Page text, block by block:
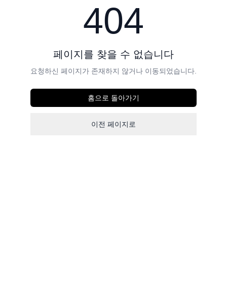
404
페이지를 찾을 수 없습니다
요청하신 페이지가 존재하지 않거나 이동되었습니다.
홈으로 돌아가기
이전 페이지로